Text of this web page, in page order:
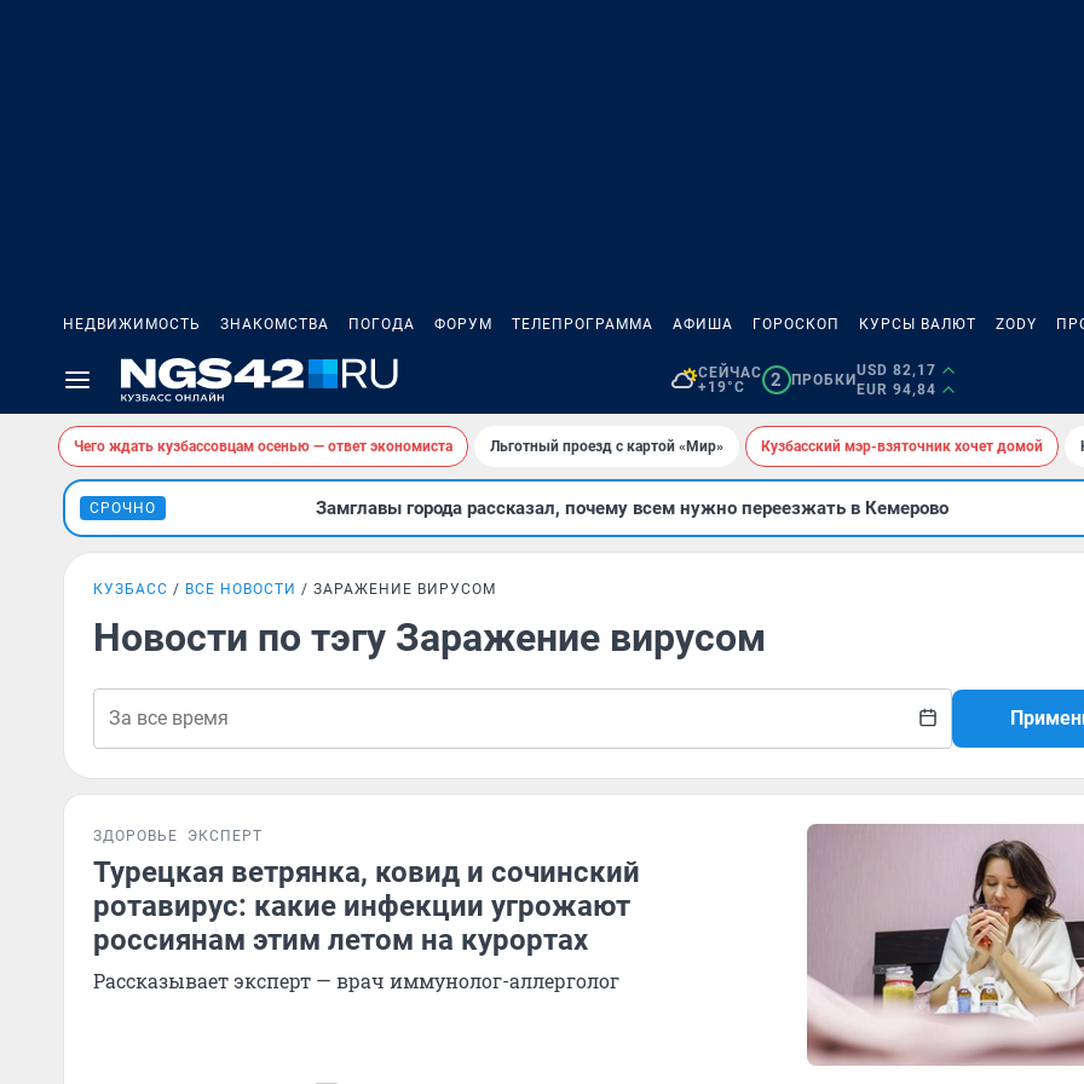
НЕДВИЖИМОСТЬ ЗНАКОМСТВА ПОГОДА ФОРУМ ТЕЛЕПРОГРАММА АФИША ГОРОСКОП КУРСЫ ВАЛЮТ ZODY
СЕЙЧАС
+19°C
2 ПРОБКИ
USD 82,17
EUR 94,84
Чего ждать кузбассовцам осенью — ответ экономиста Льготный проезд с картой «Мир» Кузбасский мэр-взяточник хочет домой
СРОЧНО Замглавы города рассказал, почему всем нужно переезжать в Кемерово
КУЗБАСС ВСЕ НОВОСТИ ЗАРАЖЕНИЕ ВИРУСОМ
Новости по тэгу Заражение вирусом
ЗДОРОВЬЕ ЭКСПЕРТ
Турецкая ветрянка, ковид и сочинский
ротавирус: какие инфекции угрожают
россиянам этим летом на курортах
Рассказывает эксперт — врач иммунолог-аллерголог